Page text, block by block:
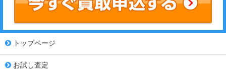
トップページ
お試し査定